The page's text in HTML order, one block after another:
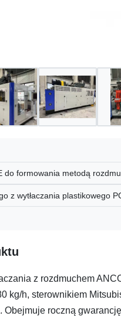
do formowania metodą
z wytłaczania plastikowego
z rozdmuchem
kg/h, sterownikiem
Obejmuje roczną